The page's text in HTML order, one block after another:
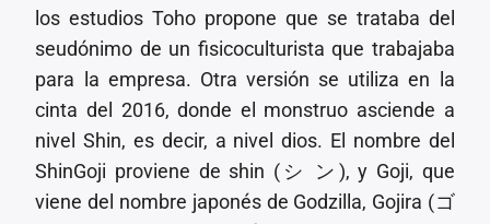
los estudios Toho propone que se trataba del
seudónimo de un fisicoculturista que trabajaba
para la empresa. Otra versión se utiliza en la
cinta del 2016, donde el monstruo asciende a
nivel Shin, es decir, a nivel dios. El nombre del
ShinGoji proviene de shin (シ ン), y Goji, que
viene del nombre japonés de Godzilla, Gojira (ゴ